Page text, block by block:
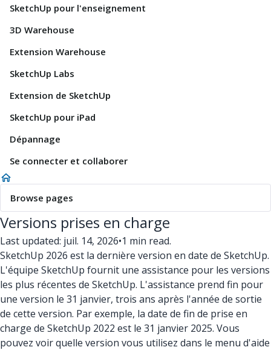
SketchUp pour l'enseignement
3D Warehouse
Extension Warehouse
SketchUp Labs
Extension de SketchUp
SketchUp pour iPad
Dépannage
Se connecter et collaborer
Browse pages
Versions prises en charge
Last updated: juil. 14, 2026•1 min read.
SketchUp 2026 est la dernière version en date de SketchUp.
L'équipe SketchUp fournit une assistance pour les versions
les plus récentes de SketchUp. L'assistance prend fin pour
une version le 31 janvier, trois ans après l'année de sortie
de cette version. Par exemple, la date de fin de prise en
charge de SketchUp 2022 est le 31 janvier 2025. Vous
pouvez voir quelle version vous utilisez dans le menu d'aide